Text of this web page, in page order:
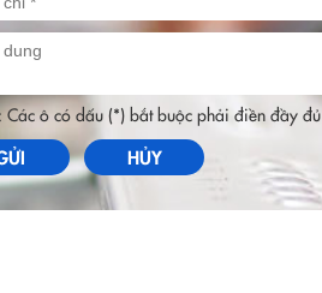
Các ô có dấu (*) bắt buộc phải điền đầy đủ
HỦY